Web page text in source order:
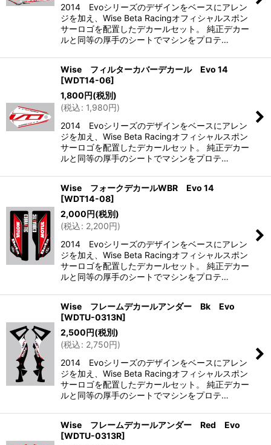
2014 Evoシリーズのデザインをベースにアレン
ジを加え、Wise Beta Racingオフィシャルスポン
サーロゴを配置したデカールセット。 純正デカー
ルと同等の厚手のシートでマシンをプロテ…
Wise フィルターカバーデカール Evo 14
[WDT14-06]
1,800円(税別)
(税込: 1,980円)
2014 Evoシリーズのデザインをベースにアレン
ジを加え、Wise Beta Racingオフィシャルスポン
サーロゴを配置したデカールセット。 純正デカー
ルと同等の厚手のシートでマシンをプロテ…
Wise フォークデカールWBR Evo 14
[WDT14-08]
2,000円(税別)
(税込: 2,200円)
2014 Evoシリーズのデザインをベースにアレン
ジを加え、Wise Beta Racingオフィシャルスポン
サーロゴを配置したデカールセット。 純正デカー
ルと同等の厚手のシートでマシンをプロテ…
Wise フレームデカールアンダー Bk Evo
[WDTU-0313N]
2,500円(税別)
(税込: 2,750円)
2014 Evoシリーズのデザインをベースにアレン
ジを加え、Wise Beta Racingオフィシャルスポン
サーロゴを配置したデカールセット。 純正デカー
ルと同等の厚手のシートでマシンをプロテ…
Wise フレームデカールアンダー Red Evo
[WDTU-0313R]